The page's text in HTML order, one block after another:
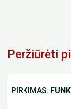
Peržiūrėti
PIRKIMAS: